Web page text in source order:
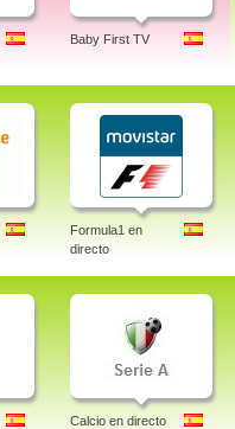
Baby First TV
Formula1 en
directo
Calcio en directo